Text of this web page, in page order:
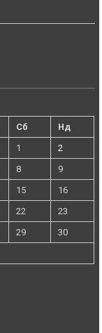
Сб
Нд
1
2
8
9
15
16
22
23
29
30